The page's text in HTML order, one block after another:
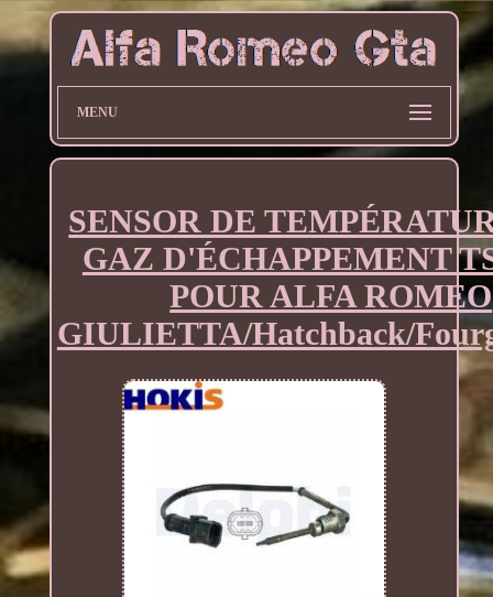
MENU
SENSOR DE
GAZ D'ÉCHAPPEMENT
POUR ALFA ROMEO
GIULIETTA/Hatchback/